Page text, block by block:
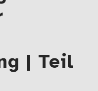
| Teil